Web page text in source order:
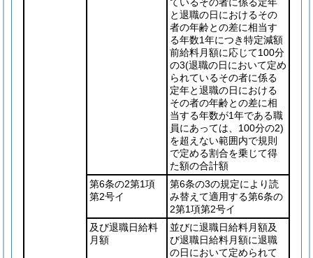
と退職の日におけるその
者の年齢との差に相当す
る年数1年につき特定減額
前給料月額に応じて100分
の3(退職の日において定め
られているその者に係る
定年と退職の日における
その者の年齢との差に相
当する年数が1年である職
員にあっては、100分の2)
を超えない範囲内で規則
で定める割合を乗じて得
た額の合計額
第6条の2第1項
第2号イ
第6条の3の規定により読
み替えて適用する第6条の
2第1項第2号イ
及び退職日給料
月額
並びに退職日給料月額及
び退職日給料月額に退職
の日において定められて